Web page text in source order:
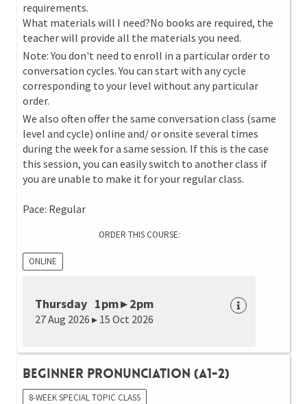
requirements.
What materials will I need?No books are required, the
teacher will provide all the materials you need.
Note: You don't need to enroll in a particular order to
conversation cycles. You can start with any cycle
corresponding to your level without any particular
order.
We also often offer the same conversation class (same
level and cycle) online and/ or onsite several times
during the week for a same session. If this is the case
this session, you can easily switch to another class if
you are unable to make it for your regular class.
Pace: Regular
ORDER THIS COURSE:
ONLINE
Thursday 1pm ▸ 2pm
27 Aug 2026 ▸ 15 Oct 2026
Beginner Pronunciation (A1-2)
8-WEEK SPECIAL TOPIC CLASS